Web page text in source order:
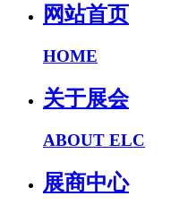
网站首页
HOME
关于展会
ABOUT ELC
展商中心